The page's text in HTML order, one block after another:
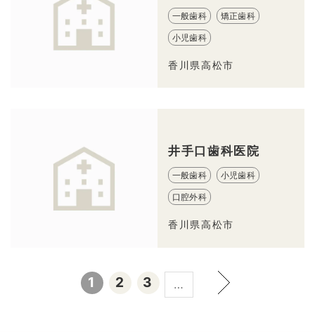
一般歯科 矯正歯科
小児歯科
香川県高松市
井手口歯科医院
一般歯科 小児歯科
口腔外科
香川県高松市
1 2 3 …